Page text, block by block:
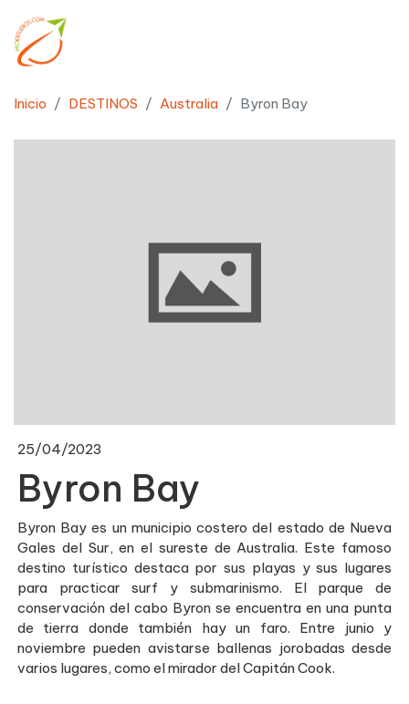
Inicio DESTINOS Australia Byron Bay
25/04/2023
Byron Bay
Byron Bay es un municipio costero del estado de Nueva
Gales del Sur, en el sureste de Australia. Este famoso
destino turístico destaca por sus playas y sus lugares
para practicar surf y submarinismo. El parque de
conservación del cabo Byron se encuentra en una punta
de tierra donde también hay un faro. Entre junio y
noviembre pueden avistarse ballenas jorobadas desde
varios lugares, como el mirador del Capitán Cook.